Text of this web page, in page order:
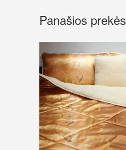
Panašios prekės